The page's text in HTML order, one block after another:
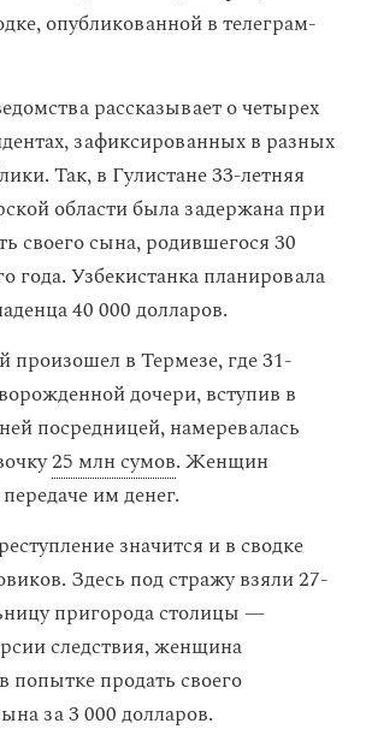
опубликованной в телеграм-
рассказывает о четырех
зафиксированных в разных
Так, в Гулистане 33-летняя
области была задержана при
своего сына, родившегося 30
года. Узбекистанка планировала
40 000 долларов.
произошел в Термезе, где 31-
дочери, вступив в
посредницей, намеревалась
25 млн сумов. Женщин
им денег.
значится и в сводке
Здесь под стражу взяли 27-
пригорода столицы —
следствия, женщина
попытке продать своего
за 3 000 долларов.